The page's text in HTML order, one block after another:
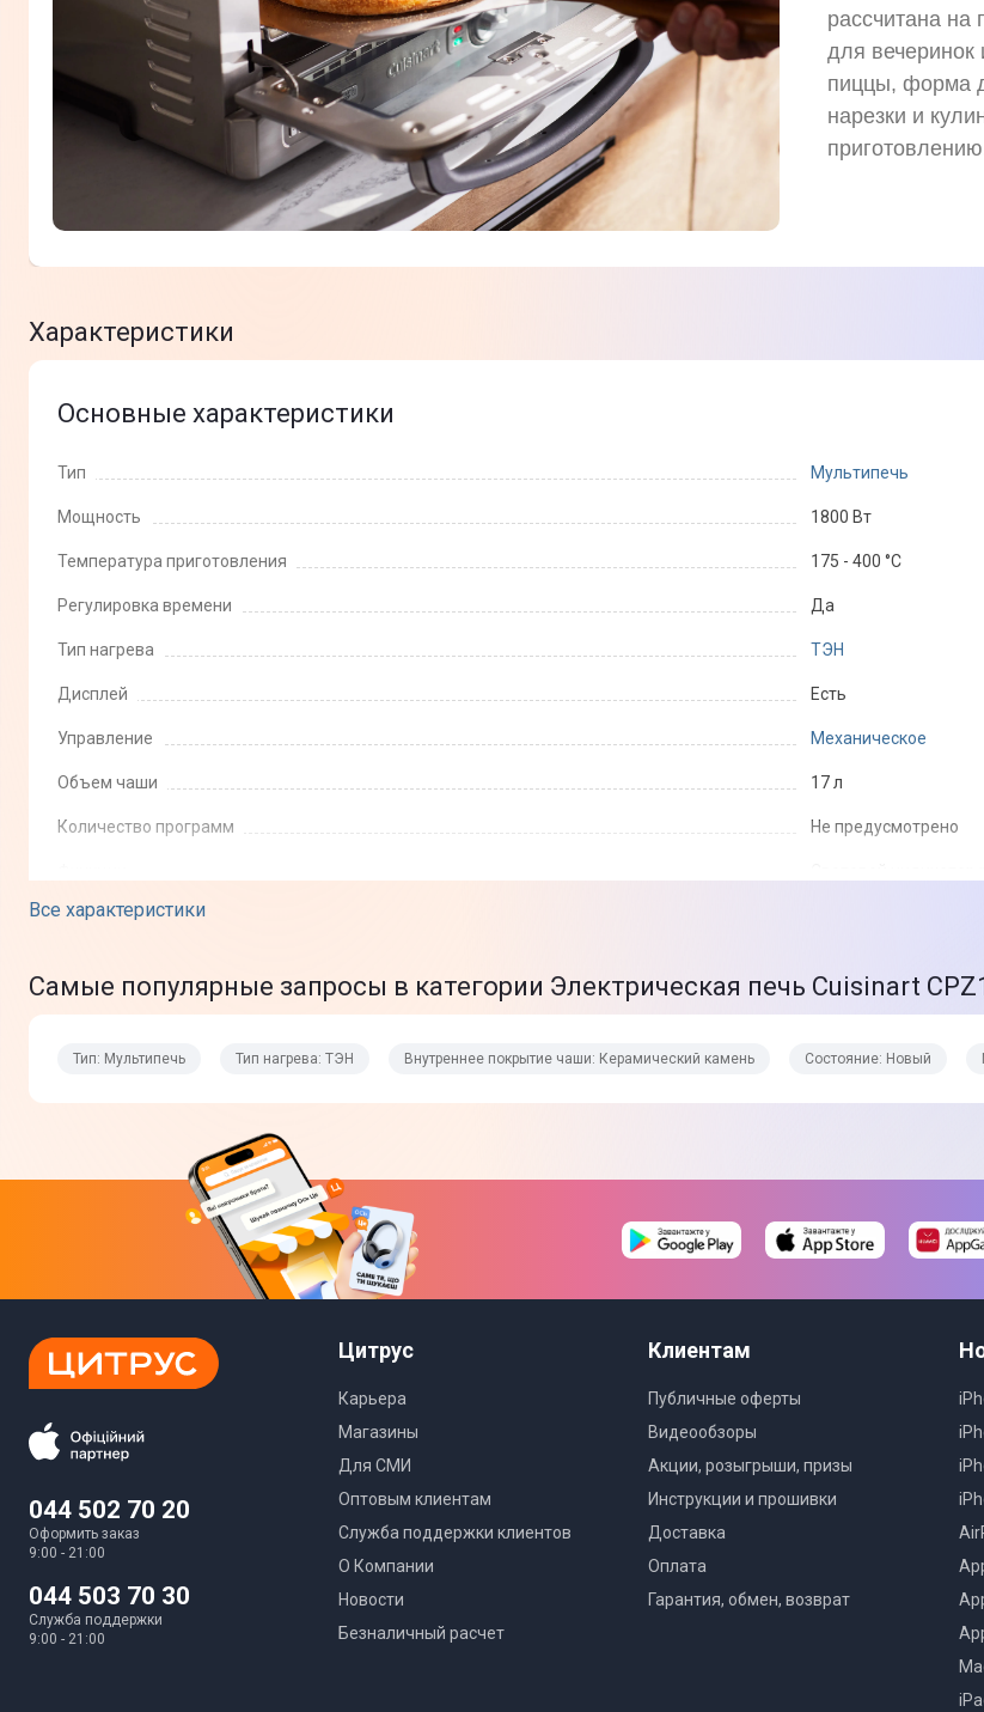
рассчитана на
для
пиццы, форма
нарезки и
Характеристики
Все характеристики
Основные характеристики
Тип Мультипечь
Мощность 1800 Вт
Температура приготовления 175 - 400 °C
Регулировка времени Да
Тип нагрева ТЭН
Дисплей Есть
Управление Механическое
Объем чаши 17 л
Количество программ Не предусмотрено
Программы приготовления
Торт
Внутреннее покрытие чаши Керамический камень
Складная лопатка
Решетка
Габариты
Габариты упаковки
Физические характеристики
Степень повреждения
Самые популярные запросы в категории Электрическая печь Cuisinart
Тип: Мультипечь Тип нагрева: ТЭН Внутреннее покрытие чаши: Керамический камень Состояние: Новый
044 502 70 20
Оформить заказ
9:00 - 21:00
044 503 70 30
Служба поддержки
9:00 - 21:00
Цитрус
Карьера
Магазины
Для СМИ
Оптовым клиентам
Служба поддержки клиентов
О Компании
Новости
Безналичный расчет
Клиентам
Публичные оферты
Видеообзоры
Акции, розыгрыши, призы
Инструкции и прошивки
Доставка
Оплата
Гарантия, обмен, возврат